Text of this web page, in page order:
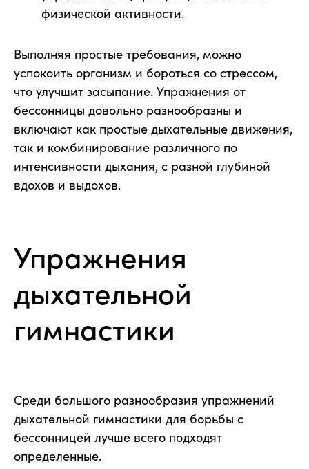
физической активности.
Выполняя простые требования, можно
успокоить организм и бороться со стрессом,
что улучшит засыпание. Упражнения от
бессонницы довольно разнообразны и
включают как простые дыхательные движения,
так и комбинирование различного по
интенсивности дыхания, с разной глубиной
вдохов и выдохов.
Упражнения
дыхательной
гимнастики
Среди большого разнообразия упражнений
дыхательной гимнастики для борьбы с
бессонницей лучше всего подходят
определенные.